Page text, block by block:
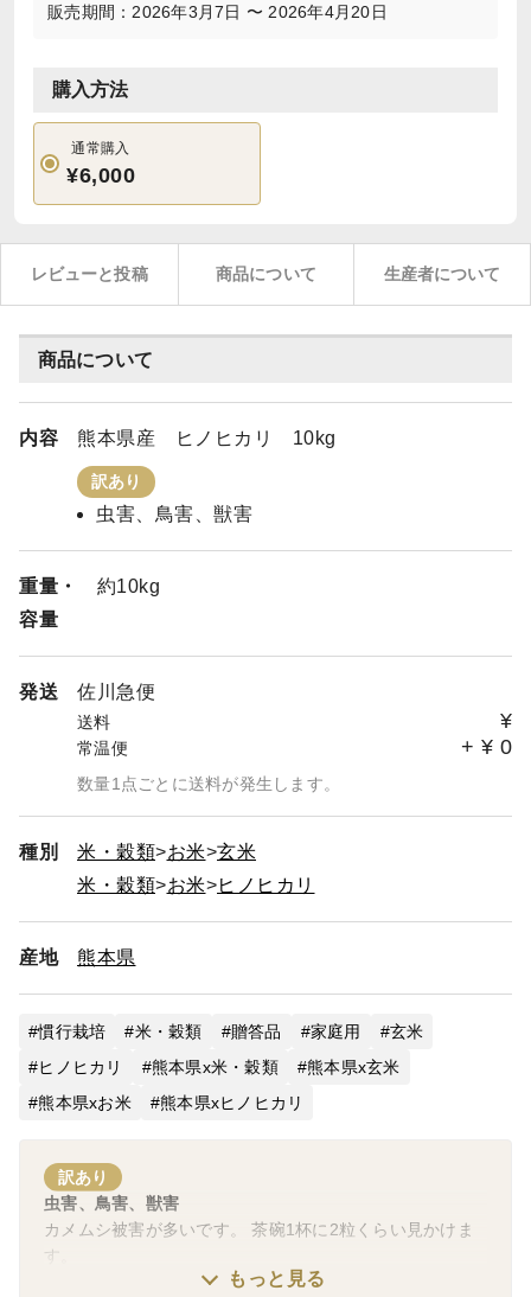
販売期間：2026年3月7日 〜 2026年4月20日
購入方法
通常購入
¥6,000
レビューと投稿 商品について 生産者について
商品について
内容 熊本県産 ヒノヒカリ 10kg
訳あり
虫害、鳥害、獣害
重量・
容量
約10kg
発送 佐川急便
送料 ¥
常温便 + ¥ 0
数量1点ごとに送料が発生します。
種別 米・穀類 お米 玄米
米・穀類
お米 ヒノヒカリ
産地 熊本県
慣行栽培 米・穀類 贈答品 家庭用
玄米
ヒノヒカリ
熊本県x米・穀類
熊本県x玄米
熊本県xお米
熊本県xヒノヒカリ
訳あり
虫害、鳥害、獣害
カメムシ被害が多いです。 茶碗1杯に2粒くらい見かけま
す。
もっと見る